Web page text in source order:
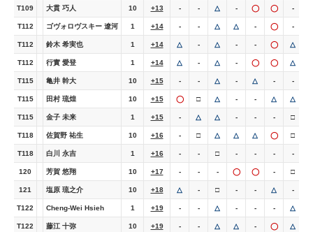
T109 大貫 巧人 10 +13 - - △ - ◯ ◯ -
T112 ゴヴォロヴスキー 遼河 1 +14 - - △ △ - ◯ -
T112 鈴木 希実也 1 +14 △ - △ - - ◯ △
T112 行實 愛登 1 +14 △ - △ - ◯ ◯ △
T115 亀井 幹大 10 +15 - - △ - △ - -
T115 田村 琉煌 10 +15 ◯ □ △ - - △ △
T115 金子 未来 1 +15 - △ △ - - - □
T118 佐賀野 祐生 10 +16 - □ △ △ △ ◯ □
T118 白川 永吉 1 +16 - - □ - - - -
120 芳賀 悠翔 10 +17 - - - ◯ ◯ - □
121 塩原 琉之介 10 +18 △ - □ - - △ -
T122 Cheng-Wei Hsieh 1 +19 - - △ - - - △
T122 藤江 十弥 10 +19 - - △ △ - ◯ △